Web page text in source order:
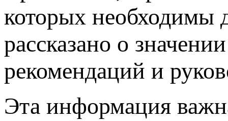
которых необходимы
рассказано о
рекомендаций и
Эта информация